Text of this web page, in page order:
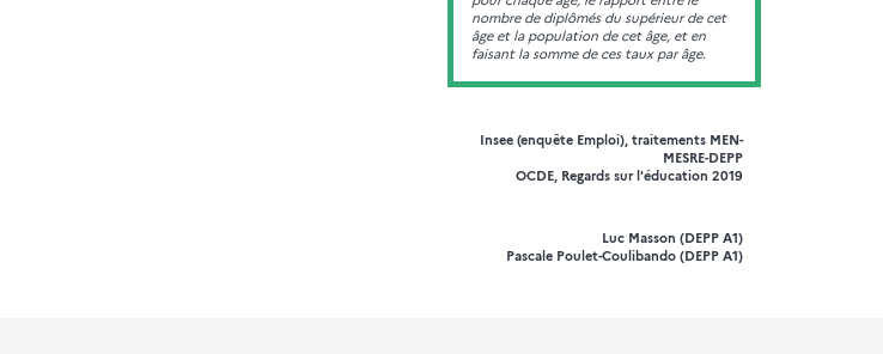
nombre de diplômés du supérieur de cet
âge et la population de cet âge, et en
faisant la somme de ces taux par âge.
Insee (enquête Emploi), traitements MEN-
MESRE-DEPP
OCDE, Regards sur l'éducation 2019
Luc Masson (DEPP A1)
Pascale Poulet-Coulibando (DEPP A1)